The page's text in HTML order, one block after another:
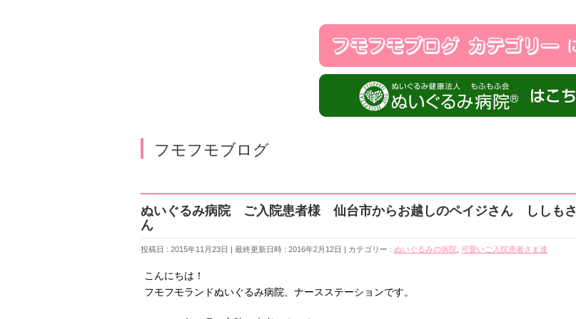
フモフモブログ
ぬいぐるみ病院 ご入院患者様 仙台市からお越しのペイジさん ししもさ
ん
投稿日 : 2015年11月23日 最終更新日時 : 2016年2月12日 カテゴリー : ぬいぐるみの病院 可愛いご入院患者さま達
こんにちは！
フモフモランドぬいぐるみ病院、ナースステーションです。